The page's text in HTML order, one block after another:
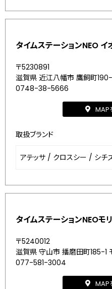
タイムステーションNEO
〒5230891
滋賀県 近江八幡市 鷹飼町
0748-38-5666
MAP
取扱ブランド
アテッサ / クロスシー / シチ
タイムステーションNEOモ
〒5240012
滋賀県 守山市 播磨田町185-1
077-581-3004
MAP